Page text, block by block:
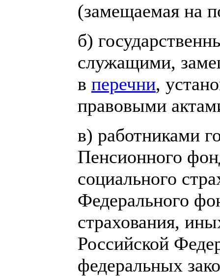
(замещаемая на
б)
служащими,
в перечни,
правовыми
в) работниками
Пенсионного
социального
Федерального
страхования,
Российской
федеральных